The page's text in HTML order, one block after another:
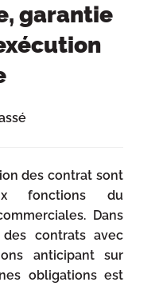
garantie
des contrat sont
fonctions du
Dans
contrats avec
anticipant sur
obligations est